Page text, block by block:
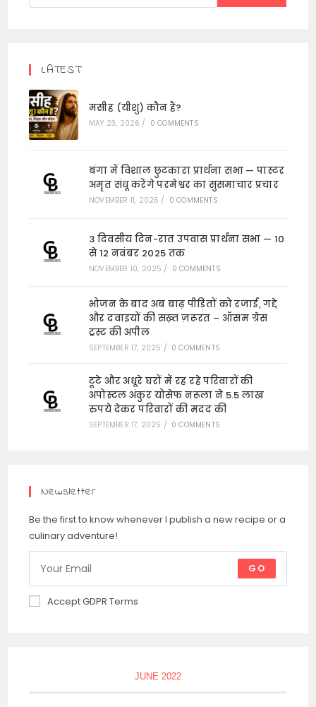
LATEST
मसीह (यीशु) कौन हैं?
MAY 23, 2026 / 0 COMMENTS
बंगा में विशाल छुटकारा प्रार्थना सभा — पास्टर
अमृत संधू करेंगे परमेश्वर का सुसमाचार प्रचार
NOVEMBER 11, 2025 / 0 COMMENTS
3 दिवसीय दिन-रात उपवास प्रार्थना सभा — 10
से 12 नवंबर 2025 तक
NOVEMBER 10, 2025 / 0 COMMENTS
भोजन के बाद अब बाढ़ पीड़ितों को रजाई, गद्दे
और दवाइयों की सख़्त ज़रूरत – ऑसम ग्रेस
ट्रस्ट की अपील
SEPTEMBER 17, 2025 / 0 COMMENTS
टूटे और अधूरे घरों में रह रहे परिवारों की
अपोस्टल अंकुर योसेफ नरूला ने 5.5 लाख
रुपये देकर परिवारों की मदद की
SEPTEMBER 17, 2025 / 0 COMMENTS
Newsletter
Be the first to know whenever I publish a new recipe or a
culinary adventure!
GO
Accept GDPR Terms
JUNE 2022